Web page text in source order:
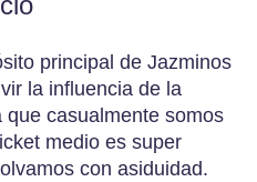
principal de Jazminos
la influencia de la
casualmente somos
medio es super
con asiduidad.